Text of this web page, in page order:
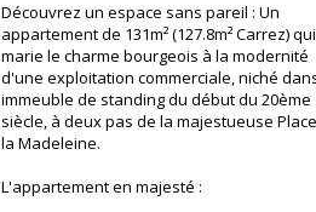
Découvrez un espace sans pareil : Un
appartement de 131m² (127.8m² Carrez) qui
marie le charme bourgeois à la modernité
d'une exploitation commerciale, niché
immeuble de standing du début du 20ème
siècle, à deux pas de la majestueuse
la Madeleine.
L'appartement en majesté :